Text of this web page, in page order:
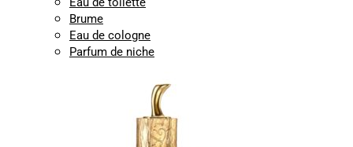
Brume
Eau de cologne
Parfum de niche